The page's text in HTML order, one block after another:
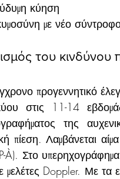
κύηση
με νέο
του κινδύνου
προγεννητικό
στις 11-14
της
πίεση. Λαμβάνεται
À). Στο
μελέτες Doppler. Με